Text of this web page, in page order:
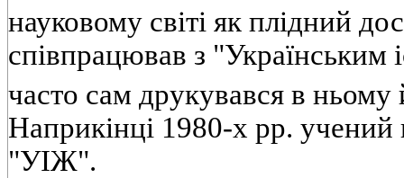
науковому свiтi як плiдний
спiвпрацював з
часто сам друкувався в
Наприкiнцi 1980-х pp. учений
"УIЖ".